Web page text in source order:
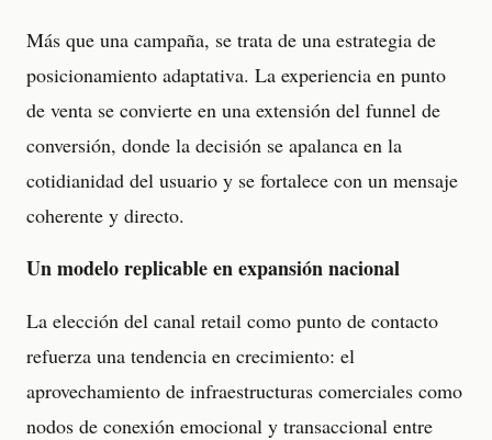
Más que una campaña, se trata de una estrategia de
posicionamiento adaptativa. La experiencia en punto
de venta se convierte en una extensión del funnel de
conversión, donde la decisión se apalanca en la
cotidianidad del usuario y se fortalece con un mensaje
coherente y directo.
Un modelo replicable en expansión nacional
La elección del canal retail como punto de contacto
refuerza una tendencia en crecimiento: el
aprovechamiento de infraestructuras comerciales como
nodos de conexión emocional y transaccional entre